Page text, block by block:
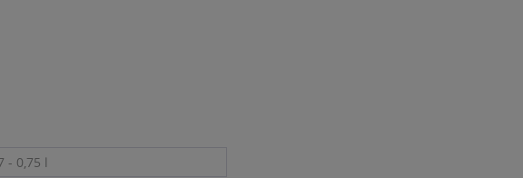
- 0,75 l